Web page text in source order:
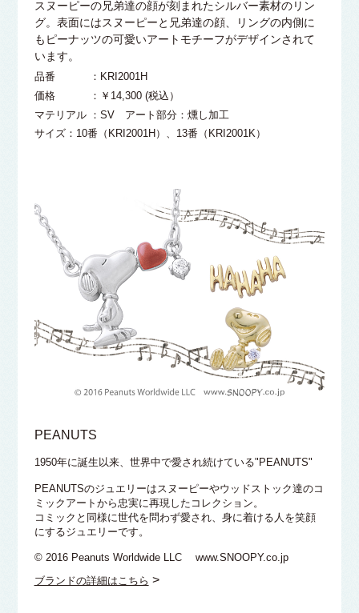
スヌーピーの兄弟達の顔が刻まれたシルバー素材のリン
グ。表面にはスヌーピーと兄弟達の顔、リングの内側に
もピーナッツの可愛いアートモチーフがデザインされて
います。
品番 ：KRI2001H
価格 ：￥14,300 (税込）
マテリアル ：SV アート部分：燻し加工
サイズ：10番（KRI2001H）、13番（KRI2001K）
PEANUTS
1950年に誕生以来、世界中で愛され続けている"PEANUTS"
PEANUTSのジュエリーはスヌーピーやウッドストック達のコ
ミックアートから忠実に再現したコレクション。
コミックと同様に世代を問わず愛され、身に着ける人を笑顔
にするジュエリーです。
© 2016 Peanuts Worldwide LLC www.SNOOPY.co.jp
ブランドの詳細はこちら >